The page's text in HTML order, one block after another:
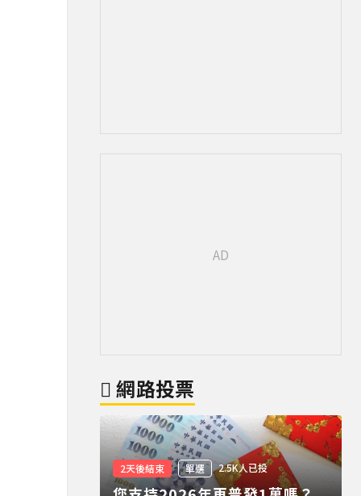
網路投票
2天後結束 單選 2.5K人已投